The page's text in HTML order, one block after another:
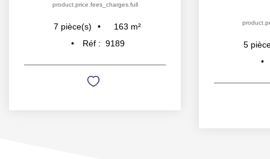
product.price.fees_charges.full
7 pièce(s) 163 m²
Réf : 9189 5